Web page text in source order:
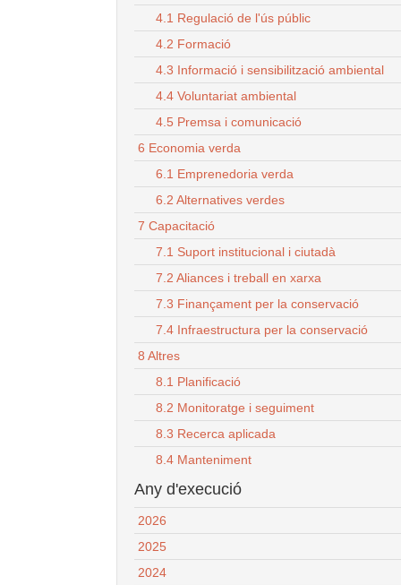
4.1 Regulació de l'ús públic
4.2 Formació
4.3 Informació i sensibilització ambiental
4.4 Voluntariat ambiental
4.5 Premsa i comunicació
6 Economia verda
6.1 Emprenedoria verda
6.2 Alternatives verdes
7 Capacitació
7.1 Suport institucional i ciutadà
7.2 Aliances i treball en xarxa
7.3 Finançament per la conservació
7.4 Infraestructura per la conservació
8 Altres
8.1 Planificació
8.2 Monitoratge i seguiment
8.3 Recerca aplicada
8.4 Manteniment
Any d'execució
2026
2025
2024